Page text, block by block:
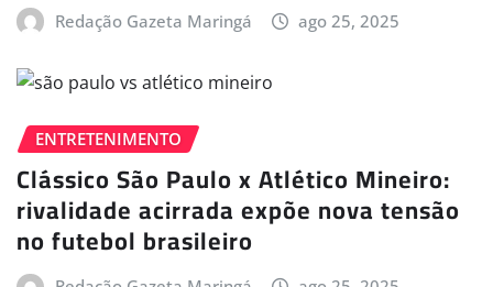
Redação Gazeta Maringá ago 25, 2025
ENTRETENIMENTO
Clássico São Paulo x Atlético Mineiro:
rivalidade acirrada expõe nova tensão
no futebol brasileiro